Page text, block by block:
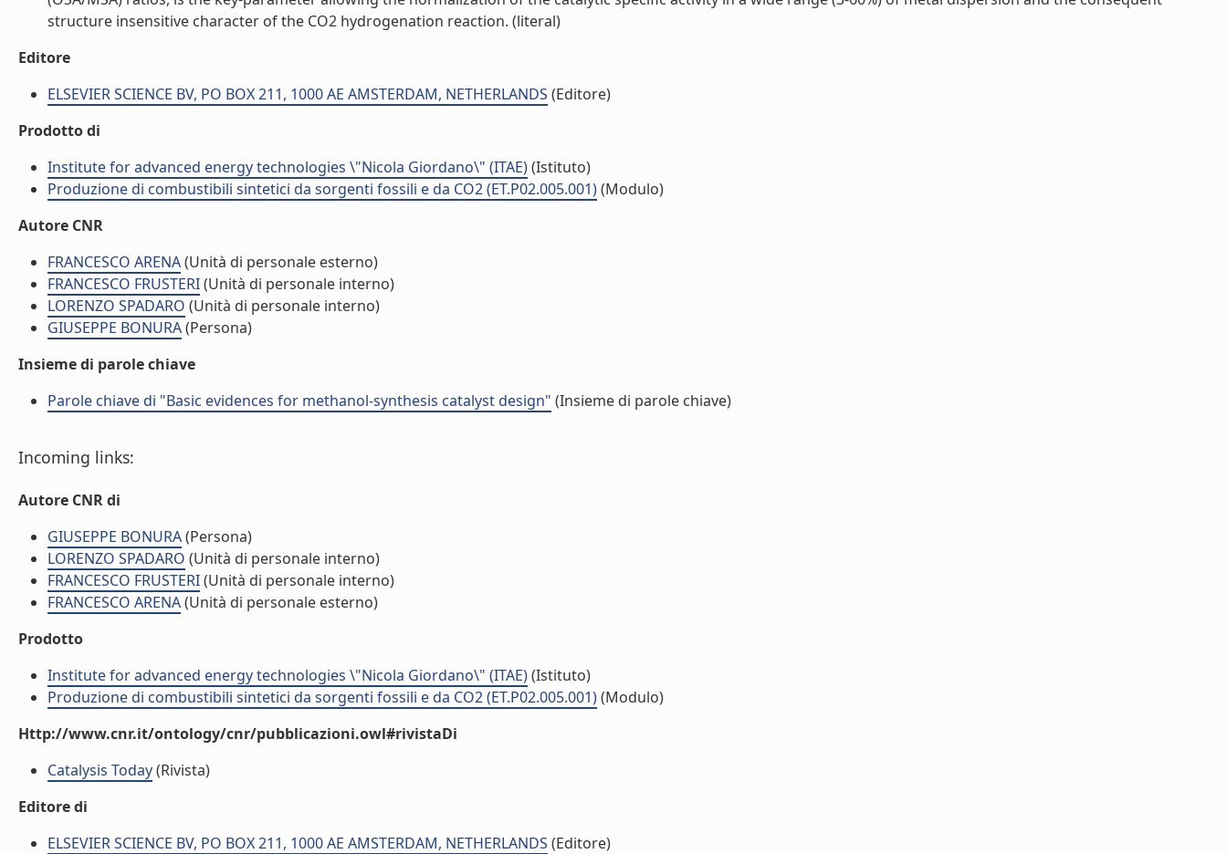
structure insensitive character of the CO2 hydrogenation reaction. (literal)
Editore
ELSEVIER SCIENCE BV, PO BOX 211, 1000 AE AMSTERDAM, NETHERLANDS (Editore)
Prodotto di
Institute for advanced energy technologies \"Nicola Giordano\" (ITAE)(Istituto)
Produzione di combustibili sintetici da sorgenti fossili e da CO2 (ET.P02.005.001)(Modulo)
Autore CNR
FRANCESCO ARENA(Unità di personale esterno)
FRANCESCO FRUSTERI(Unità di personale interno)
LORENZO SPADARO (Unità di personale interno)
GIUSEPPE BONURA(Persona)
Insieme di parole chiave
Parole chiave di "Basic evidences for methanol-synthesis catalyst design" (Insieme di parole chiave)
Incoming links:
Autore CNR di
GIUSEPPE BONURA(Persona)
LORENZO SPADARO (Unità di personale interno)
FRANCESCO FRUSTERI(Unità di personale interno)
FRANCESCO ARENA(Unità di personale esterno)
Prodotto
Institute for advanced energy technologies \"Nicola Giordano\" (ITAE)(Istituto)
Produzione di combustibili sintetici da sorgenti fossili e da CO2 (ET.P02.005.001)(Modulo)
Http://www.cnr.it/ontology/cnr/pubblicazioni.owl#rivistaDi
Catalysis Today(Rivista)
Editore di
ELSEVIER SCIENCE BV, PO BOX 211, 1000 AE AMSTERDAM, NETHERLANDS (Editore)